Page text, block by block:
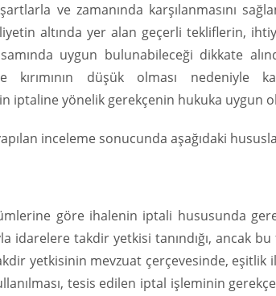
ve zamanında karşılanmasını
altında yer alan geçerli tekliflerin,
uygun bulunabileceği dikkate
düşük olması nedeniyle
iptaline yönelik gerekçenin hukuka uygun
inceleme sonucunda aşağıdaki
göre ihalenin iptali hususunda
idarelere takdir yetkisi tanındığı, ancak
yetkisinin mevzuat çerçevesinde, eşitlik
tesis edilen iptal işleminin